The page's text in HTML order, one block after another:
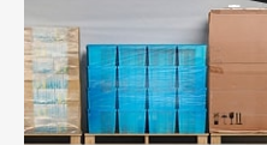
Газель (1,5 и 3
10
от 5000 руб.